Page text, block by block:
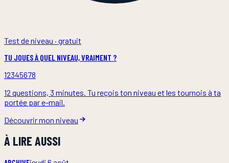
Test de niveau · gratuit
TU JOUES À QUEL NIVEAU, VRAIMENT ?
12345678
12 questions, 3 minutes. Tu reçois ton niveau et les tournois à ta
portée par e-mail.
Découvrir mon niveau
À LIRE AUSSI